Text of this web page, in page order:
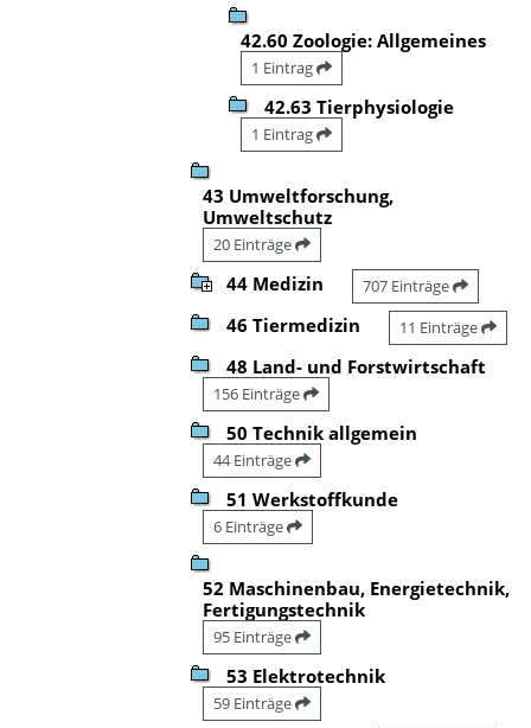
42.60 Zoologie: Allgemeines
1 Eintrag
42.63 Tierphysiologie
1 Eintrag
43 Umweltforschung,
Umweltschutz
20 Einträge
44 Medizin 707 Einträge
46 Tiermedizin 11 Einträge
48 Land- und Forstwirtschaft
156 Einträge
50 Technik allgemein
44 Einträge
51 Werkstoffkunde
6 Einträge
52 Maschinenbau, Energietechnik,
Fertigungstechnik
95 Einträge
53 Elektrotechnik
59 Einträge